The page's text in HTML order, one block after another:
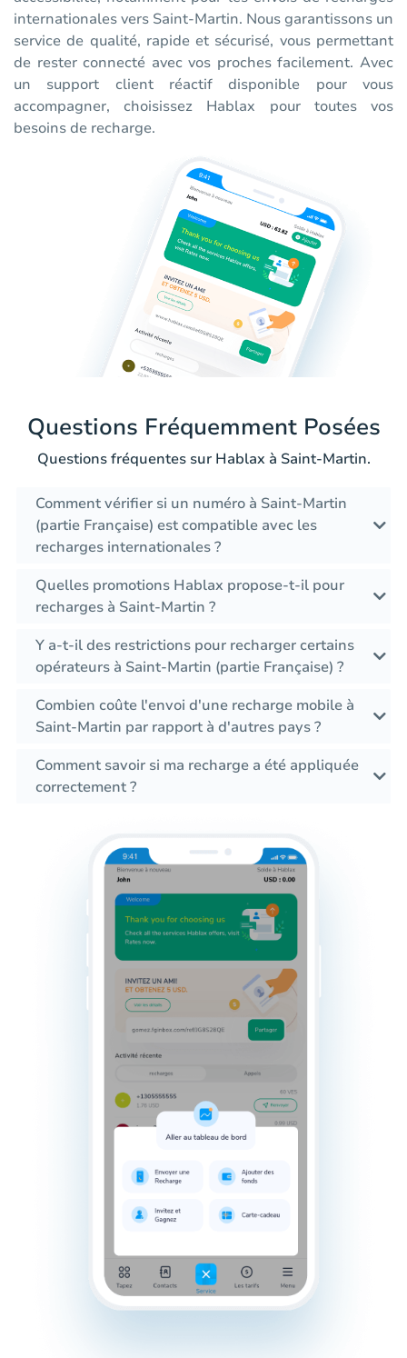
internationales vers Saint-Martin. Nous garantissons un
service de qualité, rapide et sécurisé, vous permettant
de rester connecté avec vos proches facilement. Avec
un support client réactif disponible pour vous
accompagner, choisissez Hablax pour toutes vos
besoins de recharge.
Questions Fréquemment Posées
Questions fréquentes sur Hablax à Saint-Martin.
Comment vérifier si un numéro à Saint-Martin
(partie Française) est compatible avec les
recharges internationales ?
Quelles promotions Hablax propose-t-il pour
recharges à Saint-Martin ?
Y a-t-il des restrictions pour recharger certains
opérateurs à Saint-Martin (partie Française) ?
Combien coûte l'envoi d'une recharge mobile à
Saint-Martin par rapport à d'autres pays ?
Comment savoir si ma recharge a été appliquée
correctement ?